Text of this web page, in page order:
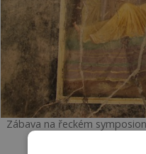
Zábava na řeckém